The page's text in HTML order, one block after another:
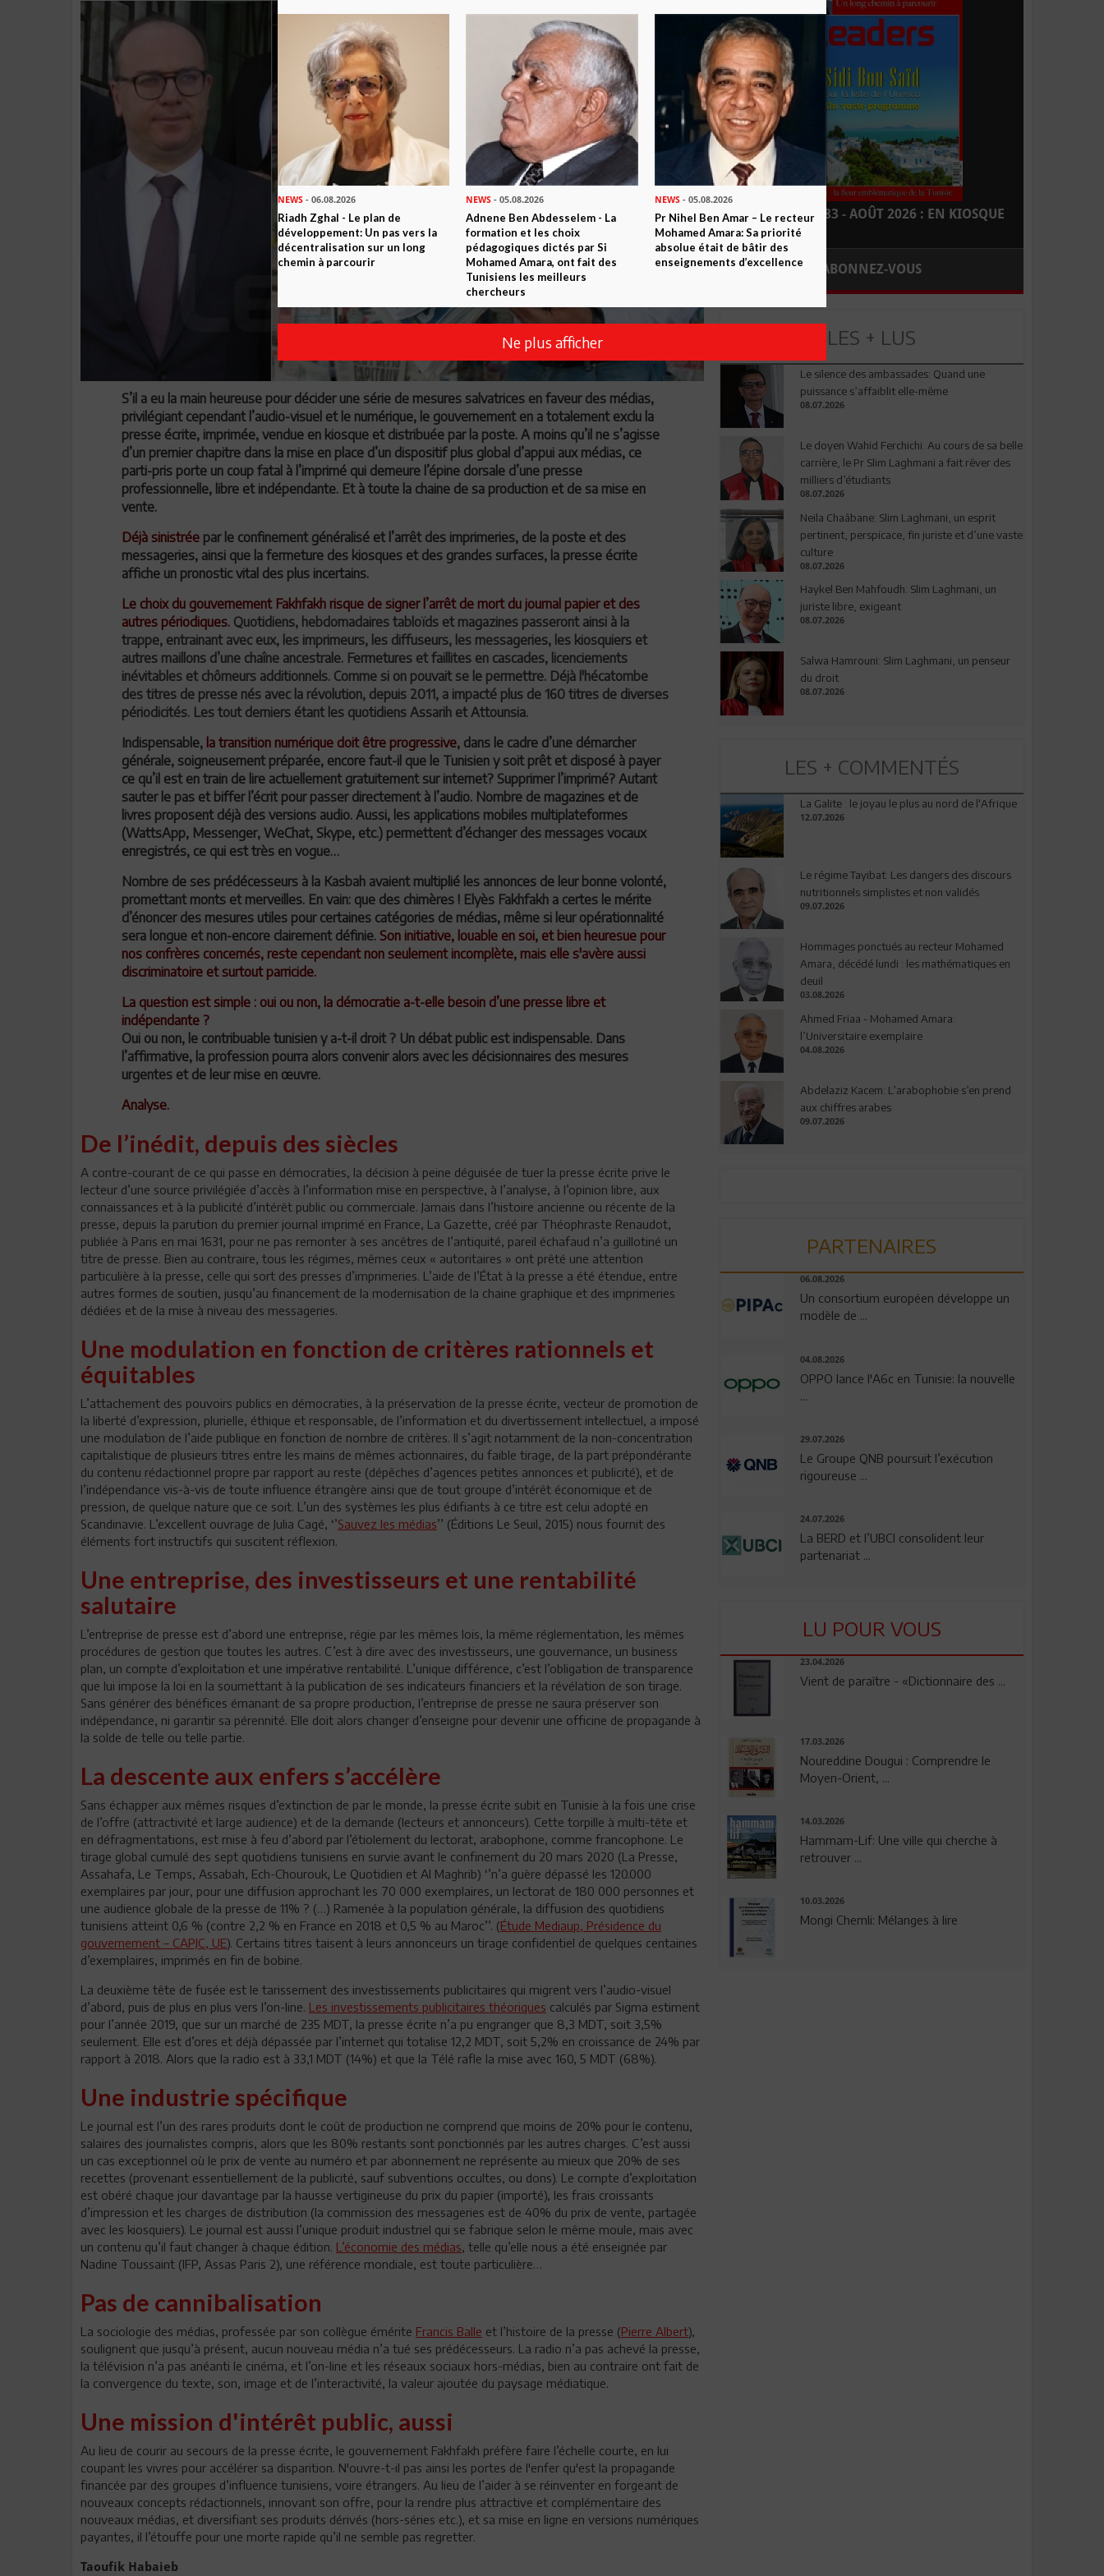
S’il a eu la main heureuse pour décider une série de mesures salvatrices en faveur des médias,
privilégiant cependant l’audio-visuel et le numérique, le gouvernement en a totalement exclu la
presse écrite, imprimée, vendue en kiosque et distribuée par la poste. A moins qu’il ne s’agisse
d’un premier chapitre dans la mise en place d’un dispositif plus global d’appui aux médias, ce
parti-pris porte un coup fatal à l’imprimé qui demeure l’épine dorsale d’une presse
professionnelle, libre et indépendante. Et à toute la chaine de sa production et de sa mise en
vente.
Déjà sinistrée par le confinement généralisé et l’arrêt des imprimeries, de la poste et des
messageries, ainsi que la fermeture des kiosques et des grandes surfaces, la presse écrite
affiche un pronostic vital des plus incertains.
Le choix du gouvernement Fakhfakh risque de signer l’arrêt de mort du journal papier et des
autres périodiques. Quotidiens, hebdomadaires tabloïds et magazines passeront ainsi à la
trappe, entrainant avec eux, les imprimeurs, les diffuseurs, les messageries, les kiosquiers et
autres maillons d’une chaîne ancestrale. Fermetures et faillites en cascades, licenciements
inévitables et chômeurs additionnels. Comme si on pouvait se le permettre. Déjà l'hécatombe
des titres de presse nés avec la révolution, depuis 2011, a impacté plus de 160 titres de diverses
périodicités. Les tout derniers étant les quotidiens Assarih et Attounsia.
Indispensable, la transition numérique doit être progressive, dans le cadre d’une démarcher
générale, soigneusement préparée, encore faut-il que le Tunisien y soit prêt et disposé à payer
ce qu’il est en train de lire actuellement gratuitement sur internet? Supprimer l’imprimé? Autant
sauter le pas et biffer l’écrit pour passer directement à l’audio. Nombre de magazines et de
livres proposent déjà des versions audio. Aussi, les applications mobiles multiplateformes
(WattsApp, Messenger, WeChat, Skype, etc.) permettent d’échanger des messages vocaux
enregistrés, ce qui est très en vogue…
Nombre de ses prédécesseurs à la Kasbah avaient multiplié les annonces de leur bonne volonté,
promettant monts et merveilles. En vain: que des chimères ! Elyès Fakhfakh a certes le mérite
d’énoncer des mesures utiles pour certaines catégories de médias, même si leur opérationnalité
sera longue et non-encore clairement définie. Son initiative, louable en soi, et bien heuresue pour
nos confrères concernés, reste cependant non seulement incomplète, mais elle s'avère aussi
discriminatoire et surtout parricide.
La question est simple : oui ou non, la démocratie a-t-elle besoin d’une presse libre et
indépendante ?
Oui ou non, le contribuable tunisien y a-t-il droit ? Un débat public est indispensable. Dans
l’affirmative, la profession pourra alors convenir alors avec les décisionnaires des mesures
urgentes et de leur mise en œuvre.
Analyse.
De l’inédit, depuis des siècles
A contre-courant de ce qui passe en démocraties, la décision à peine déguisée de tuer la presse écrite prive le
lecteur d’une source privilégiée d’accès à l’information mise en perspective, à l’analyse, à l’opinion libre, aux
connaissances et à la publicité d’intérêt public ou commerciale. Jamais dans l’histoire ancienne ou récente de la
presse, depuis la parution du premier journal imprimé en France, La Gazette, créé par Théophraste Renaudot,
publiée à Paris en mai 1631, pour ne pas remonter à ses ancêtres de l’antiquité, pareil échafaud n’a guillotiné un
titre de presse. Bien au contraire, tous les régimes, mêmes ceux « autoritaires » ont prêté une attention
particulière à la presse, celle qui sort des presses d’imprimeries. L’aide de l’État à la presse a été étendue, entre
autres formes de soutien, jusqu’au financement de la modernisation de la chaine graphique et des imprimeries
dédiées et de la mise à niveau des messageries.
Une modulation en fonction de critères rationnels et
équitables
L’attachement des pouvoirs publics en démocraties, à la préservation de la presse écrite, vecteur de promotion de
la liberté d’expression, plurielle, éthique et responsable, de l’information et du divertissement intellectuel, a imposé
une modulation de l’aide publique en fonction de nombre de critères. Il s’agit notamment de la non-concentration
capitalistique de plusieurs titres entre les mains de mêmes actionnaires, du faible tirage, de la part prépondérante
du contenu rédactionnel propre par rapport au reste (dépêches d’agences petites annonces et publicité), et de
l’indépendance vis-à-vis de toute influence étrangère ainsi que de tout groupe d’intérêt économique et de
pression, de quelque nature que ce soit. L’un des systèmes les plus édifiants à ce titre est celui adopté en
Scandinavie. L’excellent ouvrage de Julia Cagé, ‘’Sauvez les médias’’ (Éditions Le Seuil, 2015) nous fournit des
éléments fort instructifs qui suscitent réflexion.
Une entreprise, des investisseurs et une rentabilité
salutaire
L’entreprise de presse est d’abord une entreprise, régie par les mêmes lois, la même réglementation, les mêmes
procédures de gestion que toutes les autres. C’est à dire avec des investisseurs, une gouvernance, un business
plan, un compte d’exploitation et une impérative rentabilité. L’unique différence, c’est l’obligation de transparence
que lui impose la loi en la soumettant à la publication de ses indicateurs financiers et la révélation de son tirage.
Sans générer des bénéfices émanant de sa propre production, l’entreprise de presse ne saura préserver son
indépendance, ni garantir sa pérennité. Elle doit alors changer d’enseigne pour devenir une officine de propagande à
la solde de telle ou telle partie.
La descente aux enfers s’accélère
Sans échapper aux mêmes risques d’extinction de par le monde, la presse écrite subit en Tunisie à la fois une crise
de l’offre (attractivité et large audience) et de la demande (lecteurs et annonceurs). Cette torpille à multi-tête et
en défragmentations, est mise à feu d’abord par l’étiolement du lectorat, arabophone, comme francophone. Le
tirage global cumulé des sept quotidiens tunisiens en survie avant le confinement du 20 mars 2020 (La Presse,
Assahafa, Le Temps, Assabah, Ech-Chourouk, Le Quotidien et Al Maghrib) ‘’n’a guère dépassé les 120.000
exemplaires par jour, pour une diffusion approchant les 70 000 exemplaires, un lectorat de 180 000 personnes et
une audience globale de la presse de 11% ? (…) Ramenée à la population générale, la diffusion des quotidiens
tunisiens atteint 0,6 % (contre 2,2 % en France en 2018 et 0,5 % au Maroc’’. (Étude Mediaup, Présidence du
gouvernement – CAPJC, UE). Certains titres taisent à leurs annonceurs un tirage confidentiel de quelques centaines
d’exemplaires, imprimés en fin de bobine.
La deuxième tête de fusée est le tarissement des investissements publicitaires qui migrent vers l’audio-visuel
d’abord, puis de plus en plus vers l’on-line. Les investissements publicitaires théoriques calculés par Sigma estiment
pour l’année 2019, que sur un marché de 235 MDT, la presse écrite n’a pu engranger que 8,3 MDT, soit 3,5%
seulement. Elle est d’ores et déjà dépassée par l’internet qui totalise 12,2 MDT, soit 5,2% en croissance de 24% par
rapport à 2018. Alors que la radio est à 33,1 MDT (14%) et que la Télé rafle la mise avec 160, 5 MDT (68%).
Une industrie spécifique
Le journal est l’un des rares produits dont le coût de production ne comprend que moins de 20% pour le contenu,
salaires des journalistes compris, alors que les 80% restants sont ponctionnés par les autres charges. C’est aussi
un cas exceptionnel où le prix de vente au numéro et par abonnement ne représente au mieux que 20% de ses
recettes (provenant essentiellement de la publicité, sauf subventions occultes, ou dons). Le compte d’exploitation
est obéré chaque jour davantage par la hausse vertigineuse du prix du papier (importé), les frais croissants
d’impression et les charges de distribution (la commission des messageries est de 40% du prix de vente, partagée
avec les kiosquiers). Le journal est aussi l’unique produit industriel qui se fabrique selon le même moule, mais avec
un contenu qu’il faut changer à chaque édition. L’économie des médias, telle qu’elle nous a été enseignée par
Nadine Toussaint (IFP, Assas Paris 2), une référence mondiale, est toute particulière…
Pas de cannibalisation
La sociologie des médias, professée par son collègue émérite Francis Balle et l’histoire de la presse (Pierre Albert),
soulignent que jusqu’à présent, aucun nouveau média n’a tué ses prédécesseurs. La radio n’a pas achevé la presse,
la télévision n’a pas anéanti le cinéma, et l’on-line et les réseaux sociaux hors-médias, bien au contraire ont fait de
la convergence du texte, son, image et de l’interactivité, la valeur ajoutée du paysage médiatique.
Une mission d'intérêt public, aussi
Au lieu de courir au secours de la presse écrite, le gouvernement Fakhfakh préfère faire l’échelle courte, en lui
coupant les vivres pour accélérer sa disparition. N'ouvre-t-il pas ainsi les portes de l'enfer qu'est la propagande
financée par des groupes d’influence tunisiens, voire étrangers. Au lieu de l’aider à se réinventer en forgeant de
nouveaux concepts rédactionnels, innovant son offre, pour la rendre plus attractive et complémentaire des
nouveaux médias, et diversifiant ses produits dérivés (hors-séries etc.), et sa mise en ligne en versions numériques
payantes, il l’étouffe pour une morte rapide qu’il ne semble pas regretter.
Taoufik Habaieb
LEADERS N° 183 - AOÛT 2026 : EN KIOSQUE
ABONNEZ-VOUS
LES + LUS
Le silence des ambassades: Quand une
puissance s’affaiblit elle-même
08.07.2026
Le doyen Wahid Ferchichi: Au cours de sa belle
carrière, le Pr Slim Laghmani a fait rêver des
milliers d’étudiants
08.07.2026
Neila Chaâbane: Slim Laghmani, un esprit
pertinent, perspicace, fin juriste et d’une vaste
culture
08.07.2026
Haykel Ben Mahfoudh: Slim Laghmani, un
juriste libre, exigeant
08.07.2026
Salwa Hamrouni: Slim Laghmani, un penseur
du droit
08.07.2026
LES + COMMENTÉS
La Galite : le joyau le plus au nord de l'Afrique
12.07.2026
Le régime Tayibat: Les dangers des discours
nutritionnels simplistes et non validés
09.07.2026
Hommages ponctués au recteur Mohamed
Amara, décédé lundi : les mathématiques en
deuil
03.08.2026
Ahmed Friaa - Mohamed Amara:
l’Universitaire exemplaire
04.08.2026
Abdelaziz Kacem: L’arabophobie s’en prend
aux chiffres arabes
09.07.2026
PARTENAIRES
06.08.2026
Un consortium européen développe un
modèle de ...
04.08.2026
OPPO lance l'A6c en Tunisie: la nouvelle
29.07.2026
Le Groupe QNB poursuit l’exécution
rigoureuse ...
24.07.2026
La BERD et l’UBCI consolident leur
partenariat ...
LU POUR VOUS
23.04.2026
Vient de paraître - «Dictionnaire des ...
17.03.2026
Noureddine Dougui : Comprendre le
Moyen-Orient, ...
14.03.2026
Hammam-Lif: Une ville qui cherche à
retrouver ...
10.03.2026
Mongi Chemli: Mélanges à lire
NEWS - 06.08.2026
Riadh Zghal - Le plan de
développement: Un pas vers la
décentralisation sur un long
chemin à parcourir
NEWS - 05.08.2026
Adnene Ben Abdesselem - La
formation et les choix
pédagogiques dictés par Si
Mohamed Amara, ont fait des
Tunisiens les meilleurs
chercheurs
NEWS- 05.08.2026
Pr Nihel Ben Amar – Le recteur
Mohamed Amara: Sa priorité
absolue était de bâtir des
enseignements d’excellence
Ne plus afficher